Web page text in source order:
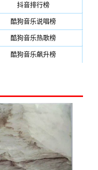
抖音排行榜
酷狗音乐说唱榜
酷狗音乐热歌榜
酷狗音乐飙升榜